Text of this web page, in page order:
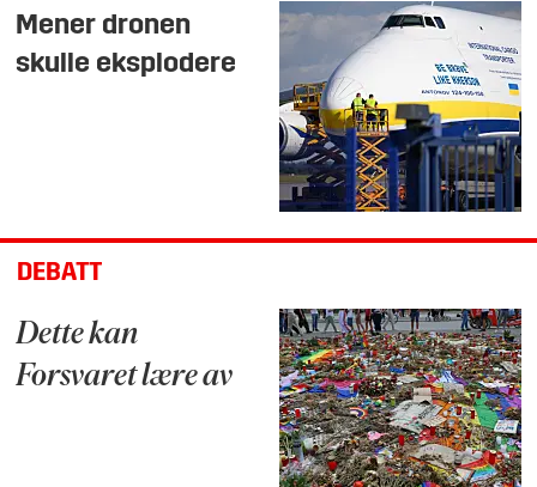
Mener dronen
skulle eksplodere
DEBATT
Dette kan
Forsvaret lære av